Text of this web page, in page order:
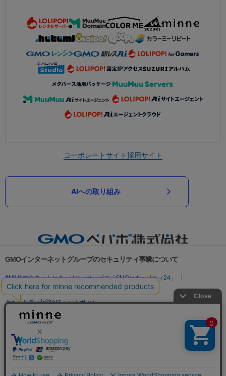
コーポレートサイト採用サイト
AIへの取り組み
GMOインターネットグループのセキュリティ事業について
世界初総合ネットセキュリティサービス「GMOセキュリティ24」
パスワード漏洩診断
Webサイトリスク診断
セキュリティ相談AIチャットボット
実在証明・盗聴対策
サイバー攻撃対策（GMO Flatt Security）
セキュリティ事業の軌跡